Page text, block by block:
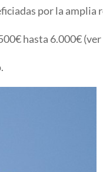
por la
hasta 6.000€